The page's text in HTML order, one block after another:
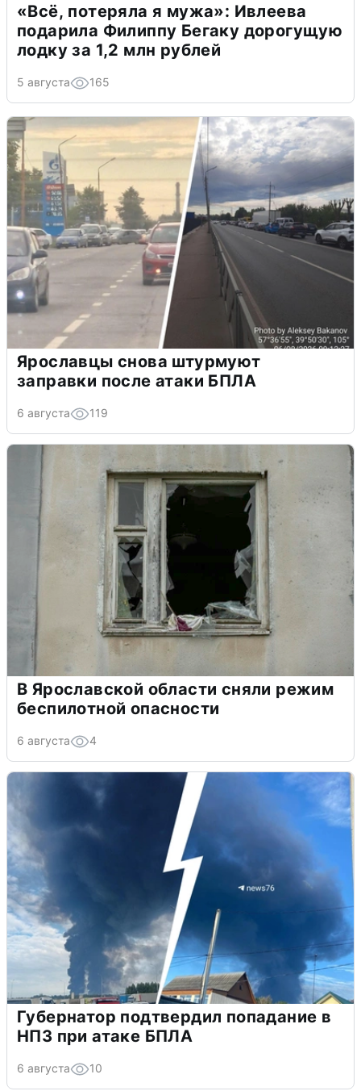
«Всё, потеряла я мужа»: Ивлеева
подарила Филиппу Бегаку дорогущую
лодку за 1,2 млн рублей
5 августа 165
Ярославцы снова штурмуют
заправки после атаки БПЛА
6 августа 119
В Ярославской области сняли режим
беспилотной опасности
6 августа 4
Губернатор подтвердил попадание в
НПЗ при атаке БПЛА
6 августа 10